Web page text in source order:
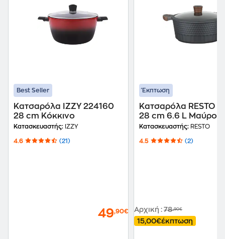
Best Seller
Κατσαρόλα IZZY 224160
28 cm Κόκκινο
Κατασκευαστής: IZZY
4.6 (21)
49,90€
Έκπτωση
Κατσαρόλα RESTO
28 cm 6.6 L Μαύρο
Κατασκευαστής: RESTO
4.5 (2)
Αρχική : 78,90€
15,00€έκπτωση